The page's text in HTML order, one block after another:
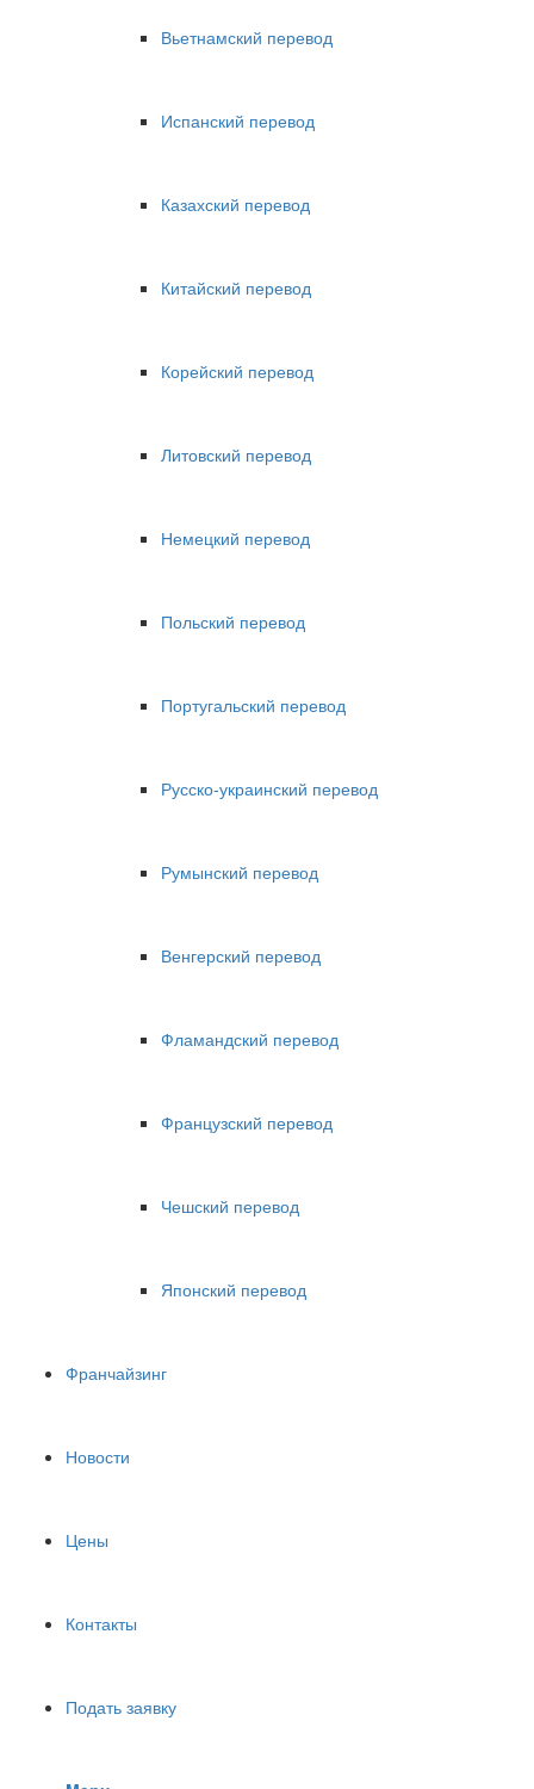
Вьетнамский перевод
Испанский перевод
Казахский перевод
Китайский перевод
Корейский перевод
Литовский перевод
Немецкий перевод
Польский перевод
Португальский перевод
Русско-украинский перевод
Румынский перевод
Венгерский перевод
Фламандский перевод
Французский перевод
Чешский перевод
Японский перевод
Франчайзинг
Новости
Цены
Контакты
Подать заявку